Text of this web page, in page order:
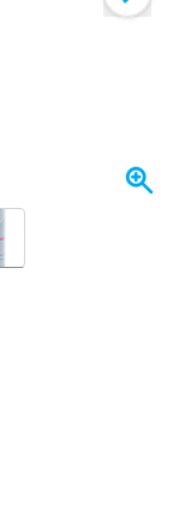
larger image
400ml